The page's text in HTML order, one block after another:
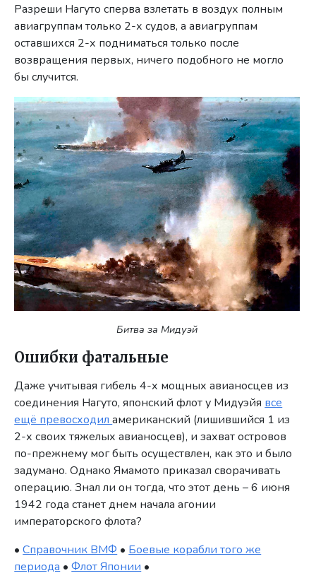
Разреши Нагуто сперва взлетать в воздух полным
авиагруппам только 2-х судов, а авиагруппам
оставшихся 2-х подниматься только после
возвращения первых, ничего подобного не могло
бы случится.
Битва за Мидуэй
Ошибки фатальные
Даже учитывая гибель 4-х мощных авианосцев из
соединения Нагуто, японский флот у Мидуэйя все
ещё превосходиламериканский (лишившийся 1 из
2-х своих тяжелых авианосцев), и захват островов
по-прежнему мог быть осуществлен, как это и было
задумано. Однако Ямамото приказал сворачивать
операцию. Знал ли он тогда, что этот день – 6 июня
1942 года станет днем начала агонии
императорского флота?
•Справочник ВМФ • Боевые корабли того же
периода •Флот Японии •